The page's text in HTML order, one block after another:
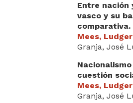
Entre nación
vasco y su
comparativa.
Mees, Ludger
Granja, José
cuestión
Mees, Ludger
Granja, José